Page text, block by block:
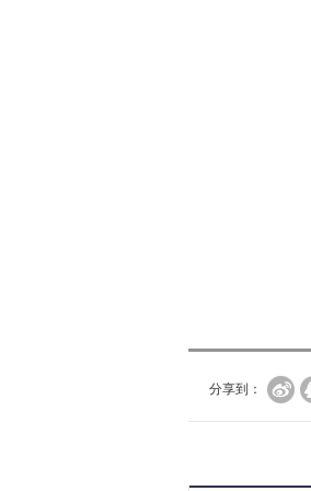
分享到：